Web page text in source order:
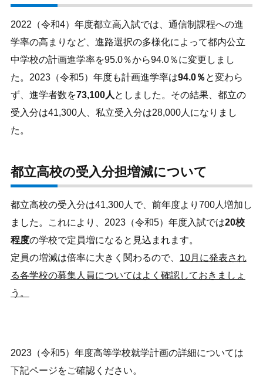
2022（令和4）年度都立高入試では、通信制課程への進
学率の高まりなど、進路選択の多様化によって都内公立
中学校の計画進学率を95.0％から94.0％に変更しまし
た。2023（令和5）年度も計画進学率は94.0％ と変わら
ず、進学者数を73,100人としました。その結果、都立の
受入分は41,300人、私立受入分は28,000人になりまし
た。
都立高校の受入分担増減について
都立高校の受入分は41,300人で、前年度より700人増加し
ました。これにより、2023（令和5）年度入試では20校
程度の学校で定員増になると見込まれます。
定員の増減は倍率に大きく関わるので、 10月に発表され
る各学校の募集人員についてはよく確認しておきましょ
う。
2023（令和5）年度高等学校就学計画の詳細については
下記ページをご確認ください。